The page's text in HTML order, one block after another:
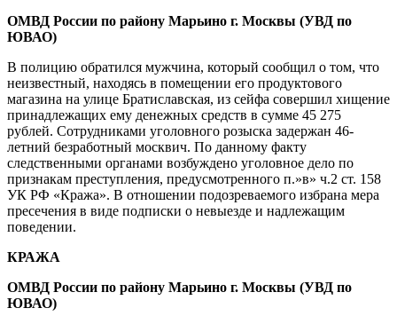
ОМВД России по району Марьино г. Москвы (УВД по
ЮВАО)
В полицию обратился мужчина, который сообщил о том, что
неизвестный, находясь в помещении его продуктового
магазина на улице Братиславская, из сейфа совершил хищение
принадлежащих ему денежных средств в сумме 45 275
рублей. Сотрудниками уголовного розыска задержан 46-
летний безработный москвич. По данному факту
следственными органами возбуждено уголовное дело по
признакам преступления, предусмотренного п.»в» ч.2 ст. 158
УК РФ «Кража». В отношении подозреваемого избрана мера
пресечения в виде подписки о невыезде и надлежащим
поведении.
КРАЖА
ОМВД России по району Марьино г. Москвы (УВД по
ЮВАО)